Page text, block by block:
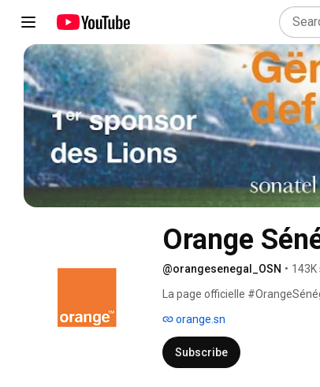
@orangesenegal_OSN •
La page officielle
des contenus exclusifs.
orange.sn
Subscribe